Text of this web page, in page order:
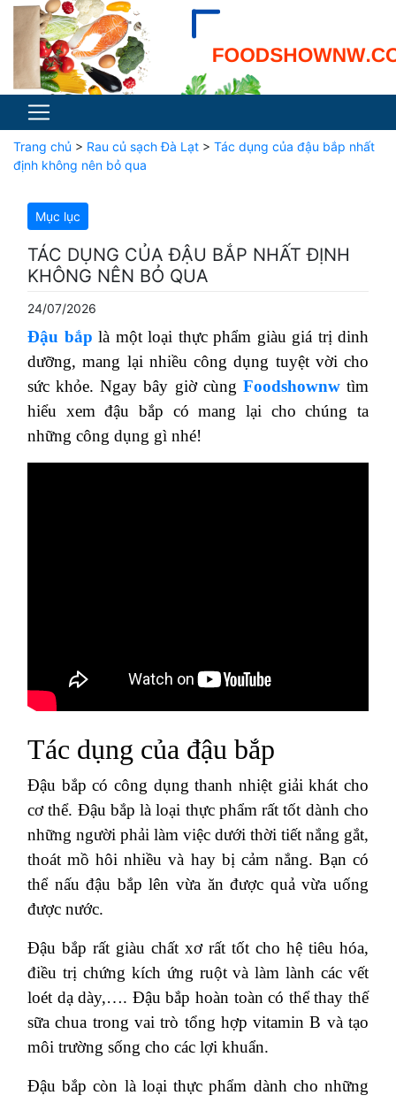
Trang chủ > Rau củ sạch Đà Lạt > Tác dụng của đậu bắp nhất
định không nên bỏ qua
Mục lục
TÁC DỤNG CỦA ĐẬU BẮP NHẤT ĐỊNH
KHÔNG NÊN BỎ QUA
24/07/2026
Đậu bắp là một loại thực phẩm giàu giá trị dinh
dưỡng, mang lại nhiều công dụng tuyệt vời cho
sức khỏe. Ngay bây giờ cùng Foodshownwtìm
hiểu xem đậu bắp có mang lại cho chúng ta
những công dụng gì nhé!
Tác dụng của đậu bắp
Đậu bắp có công dụng thanh nhiệt giải khát cho
cơ thể. Đậu bắp là loại thực phẩm rất tốt dành cho
những người phải làm việc dưới thời tiết nắng gắt,
thoát mồ hôi nhiều và hay bị cảm nắng. Bạn có
thể nấu đậu bắp lên vừa ăn được quả vừa uống
được nước.
Đậu bắp rất giàu chất xơ rất tốt cho hệ tiêu hóa,
điều trị chứng kích ứng ruột và làm lành các vết
loét dạ dày,…. Đậu bắp hoàn toàn có thể thay thế
sữa chua trong vai trò tổng hợp vitamin B và tạo
môi trường sống cho các lợi khuẩn.
Đậu bắp còn là loại thực phẩm dành cho những